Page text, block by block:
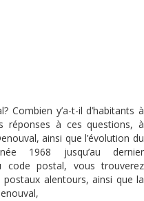
Combien y’a-t-il d’habitants à
réponses à ces questions, à
ainsi que l’évolution du
1968 jusqu’au dernier
code postal, vous trouverez
alentours, ainsi que la